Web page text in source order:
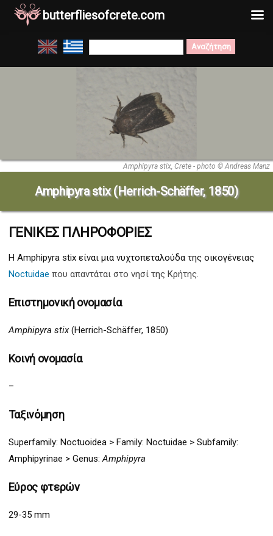
Μετάβαση
στο
Search
for:
Amphipyra stix, Crete - photo © Andreas Manz
Amphipyra stix (Herrich-Schäffer, 1850)
ΓΕΝΙΚΕΣ ΠΛΗΡΟΦΟΡΙΕΣ
Η Amphipyra stix είναι μια νυχτοπεταλούδα της οικογένειας
Noctuidae που απαντάται στο νησί της Κρήτης.
Επιστημονική ονομασία
Amphipyra stix(Herrich-Schäffer, 1850)
Κοινή ονομασία
–
Ταξινόμηση
Superfamily: Noctuoidea > Family: Noctuidae > Subfamily:
Amphipyrinae > Genus:Amphipyra
Εύρος φτερών
29-35 mm
butterfliesofcrete.com